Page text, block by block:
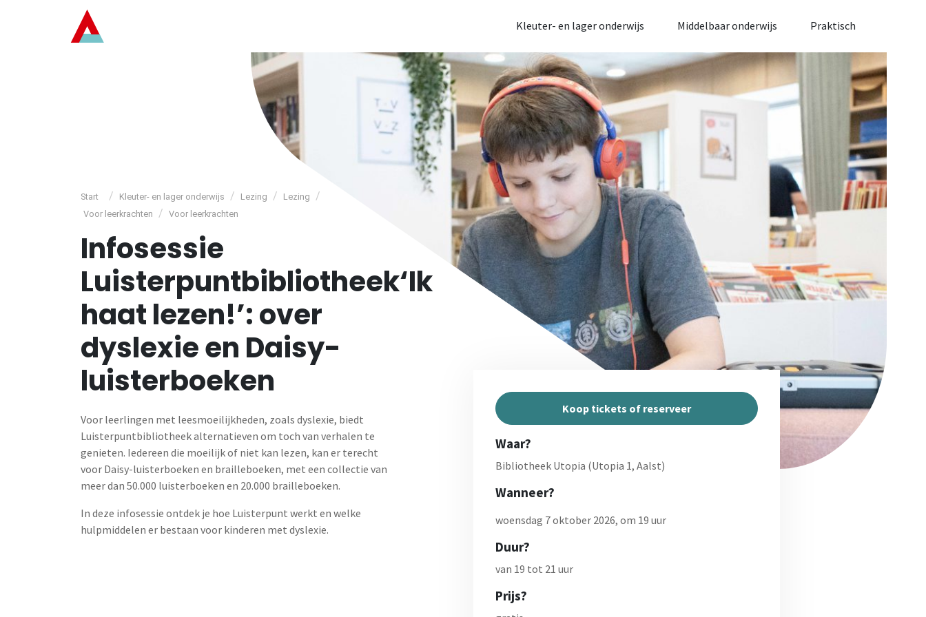
Kleuter- en lager onderwijs Middelbaar onderwijs Praktisch
Start / Kleuter- en lager onderwijs / Lezing / Lezing /
Voor leerkrachten / Voor leerkrachten
Infosessie
Luisterpuntbibliotheek‘Ik
haat lezen!’: over
dyslexie en Daisy-
luisterboeken
Voor leerlingen met leesmoeilijkheden, zoals dyslexie, biedt
Luisterpuntbibliotheek alternatieven om toch van verhalen te
genieten. Iedereen die moeilijk of niet kan lezen, kan er terecht
voor Daisy-luisterboeken en brailleboeken, met een collectie van
meer dan 50.000 luisterboeken en 20.000 brailleboeken.
In deze infosessie ontdek je hoe Luisterpunt werkt en welke
hulpmiddelen er bestaan voor kinderen met dyslexie.
Koop tickets of reserveer
Waar?
Bibliotheek Utopia (Utopia 1, Aalst)
Wanneer?
woensdag 7 oktober 2026, om 19 uur
Duur?
van 19 tot 21 uur
Prijs?